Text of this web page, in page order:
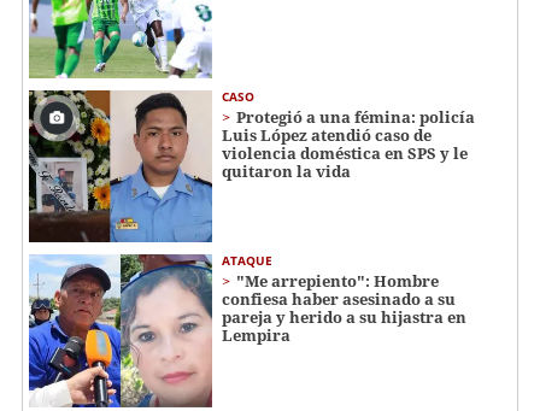
CASO
Protegió a una fémina: policía
Luis López atendió caso de
violencia doméstica en SPS y le
quitaron la vida
ATAQUE
"Me arrepiento": Hombre
confiesa haber asesinado a su
pareja y herido a su hijastra en
Lempira